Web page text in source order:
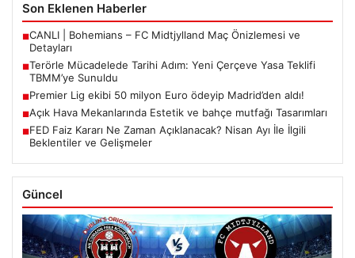
Son Eklenen Haberler
■CANLI | Bohemians – FC Midtjylland Maç Önizlemesi ve
Detayları
■Terörle Mücadelede Tarihi Adım: Yeni Çerçeve Yasa Teklifi
TBMM’ye Sunuldu
■Premier Lig ekibi 50 milyon Euro ödeyip Madrid’den aldı!
■Açık Hava Mekanlarında Estetik ve bahçe mutfağı Tasarımları
■FED Faiz Kararı Ne Zaman Açıklanacak? Nisan Ayı İle İlgili
Beklentiler ve Gelişmeler
Güncel